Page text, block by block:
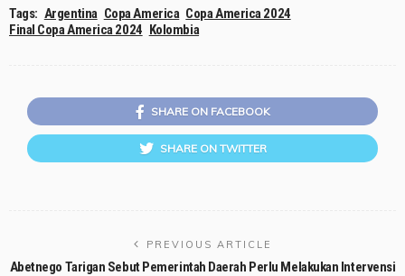
Tags: Argentina Copa America Copa America 2024
Final Copa America 2024 Kolombia
SHARE ON FACEBOOK
SHARE ON TWITTER
PREVIOUS ARTICLE
Abetnego Tarigan Sebut Pemerintah Daerah Perlu Melakukan Intervensi